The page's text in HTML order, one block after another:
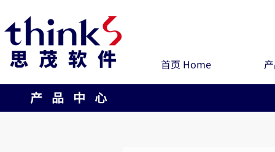
首页 Home
产 品 中 心